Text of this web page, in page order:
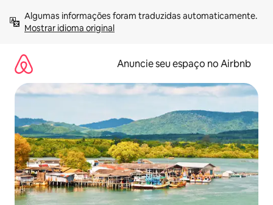
para
Mostrar idioma original
Anuncie seu espaço no Airbnb